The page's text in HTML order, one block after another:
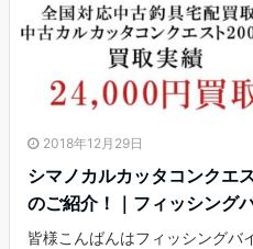
2018年12月29日
シマノカルカッタコンクエ
のご紹介！｜フィッシング
皆様こんばんはフィッシングバ